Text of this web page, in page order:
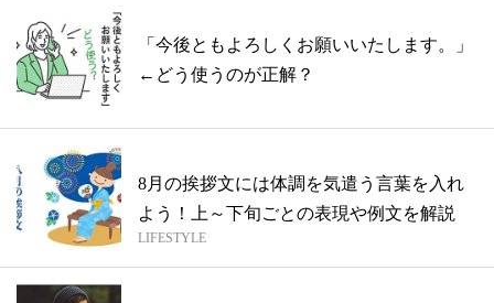
「今後ともよろしくお願いいたします。」
←どう使うのが正解？
8月の挨拶文には体調を気遣う言葉を入れ
よう！上～下旬ごとの表現や例文を解説
LIFESTYLE